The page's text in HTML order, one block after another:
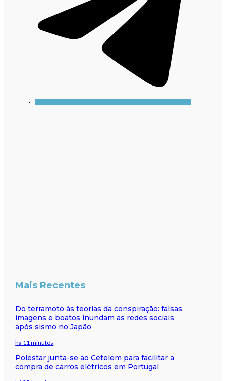
Mais Recentes
Do terramoto às teorias da conspiração: falsas
imagens e boatos inundam as redes sociais
após sismo no Japão
há 11 minutos
Polestar junta-se ao Cetelem para facilitar a
compra de carros elétricos em Portugal